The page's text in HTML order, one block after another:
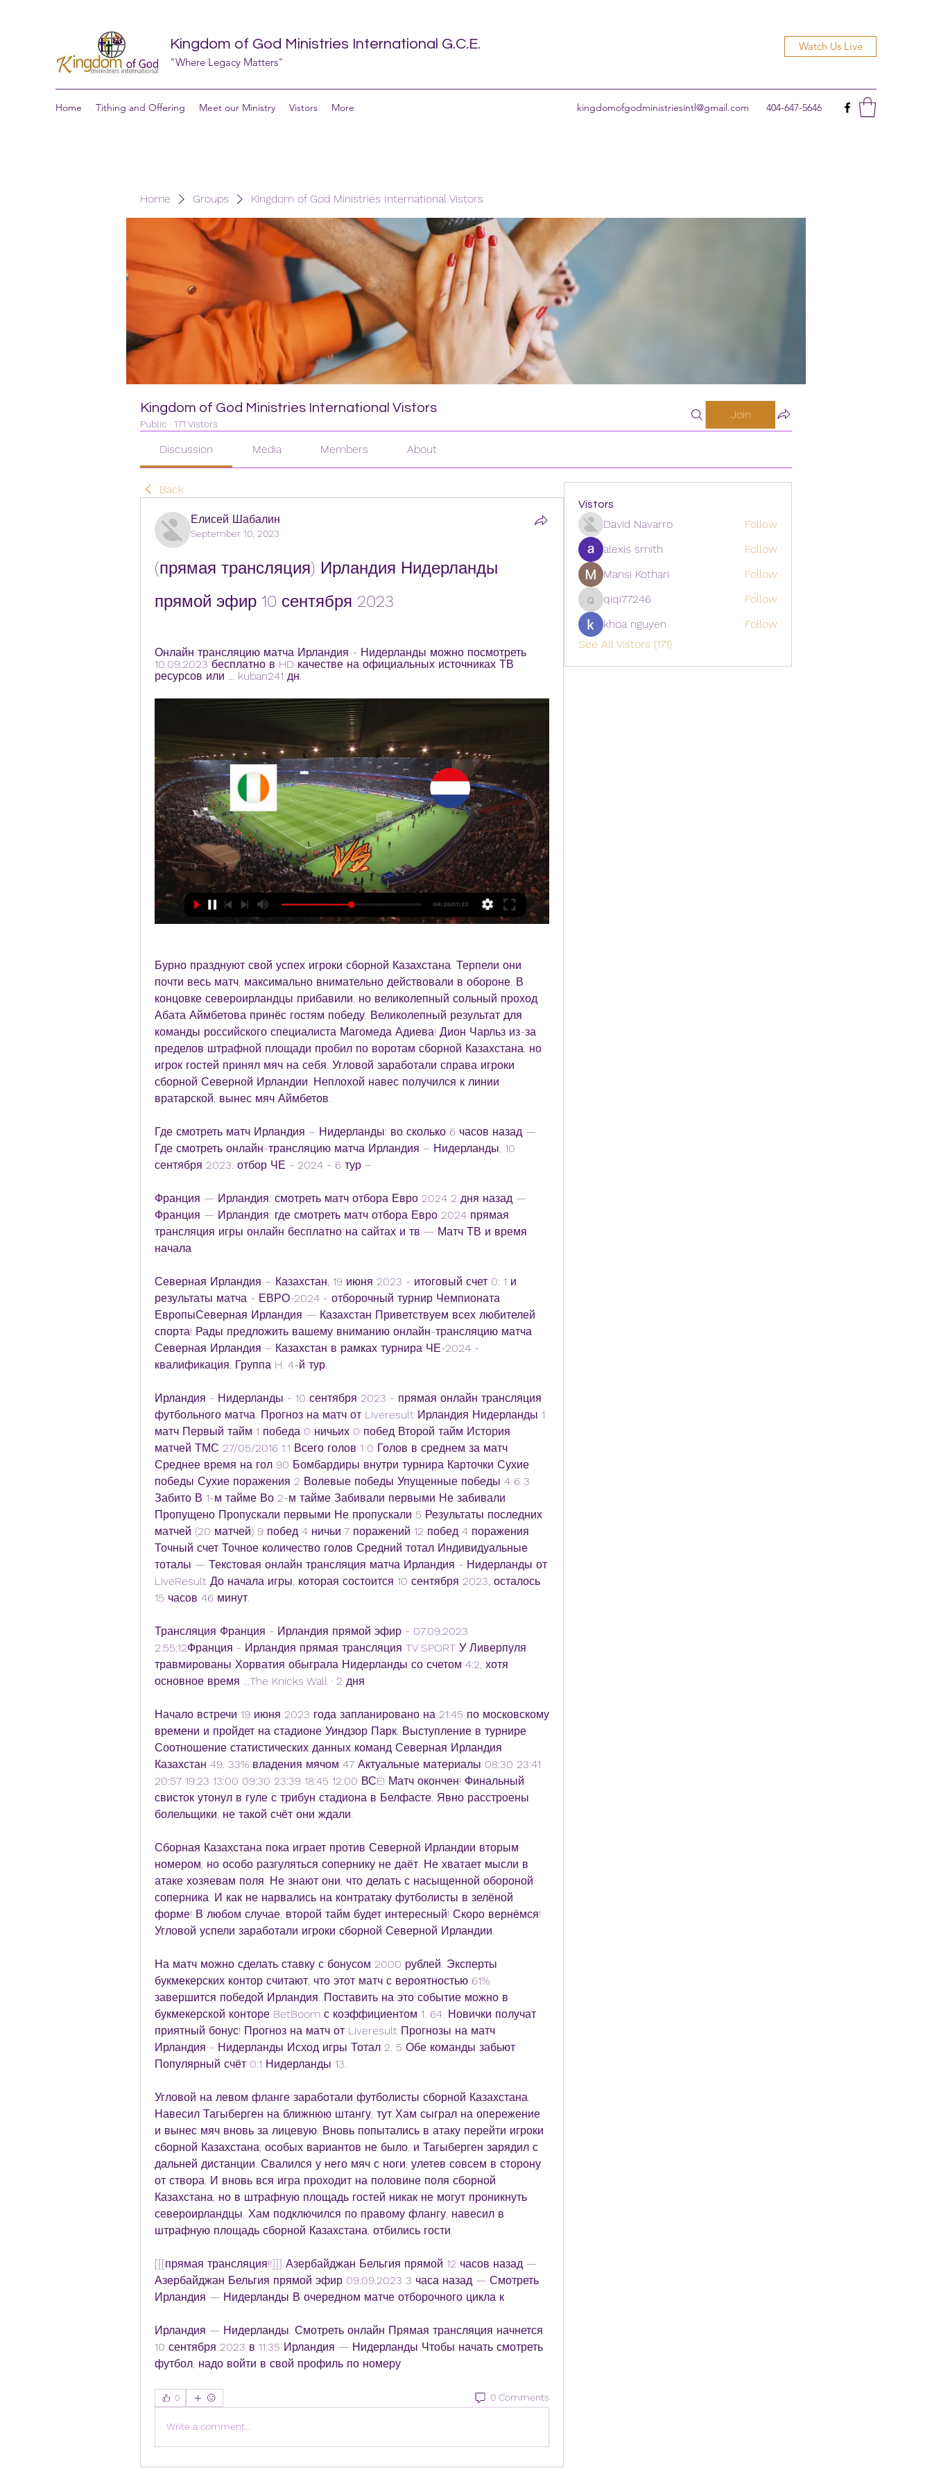
Kingdom of God Ministries International G.C.E.
"Where Legacy Matters"
Watch Us Live
Home Tithing and Offering Meet our Ministry Vistors More kingdomofgodministriesintl@gmail.com 404-647-5646
Home Groups Kingdom of God Ministries International Vistors
Kingdom of God Ministries International Vistors
Public · 171 Vistors
Join
Discussion Media Members About
Back
Елисей Шабалин
September 10, 2023
(прямая трансляция) Ирландия Нидерланды
прямой эфир 10 сентября 2023
Онлайн трансляцию матча Ирландия - Нидерланды можно посмотреть
10.09.2023 бесплатно в HD качестве на официальных источниках ТВ
ресурсов или ... kuban241 дн.
Бурно празднуют свой успех игроки сборной Казахстана. Терпели они
почти весь матч, максимально внимательно действовали в обороне. В
концовке североирландцы прибавили, но великолепный сольный проход
Абата Аймбетова принёс гостям победу. Великолепный результат для
команды российского специалиста Магомеда Адиева! Дион Чарльз из-за
пределов штрафной площади пробил по воротам сборной Казахстана, но
игрок гостей принял мяч на себя. Угловой заработали справа игроки
сборной Северной Ирландии. Неплохой навес получился к линии
вратарской, вынес мяч Аймбетов.
Где смотреть матч Ирландия – Нидерланды: во сколько 6 часов назад —
Где смотреть онлайн-трансляцию матча Ирландия – Нидерланды, 10
сентября 2023. отбор ЧЕ - 2024 - 6 тур –
Франция — Ирландия: смотреть матч отбора Евро 2024 2 дня назад —
Франция — Ирландия: где смотреть матч отбора Евро 2024 прямая
трансляция игры онлайн бесплатно на сайтах и тв — Матч ТВ и время
начала
Северная Ирландия – Казахстан, 19 июня 2023 - итоговый счет 0: 1 и
результаты матча - ЕВРО-2024 - отборочный турнир Чемпионата
ЕвропыСеверная Ирландия — Казахстан Приветствуем всех любителей
спорта! Рады предложить вашему вниманию онлайн-трансляцию матча
Северная Ирландия – Казахстан в рамках турнира ЧЕ-2024 -
квалификация, Группа H. 4-й тур.
Ирландия - Нидерланды - 10 сентября 2023 - прямая онлайн трансляция
футбольного матча. Прогноз на матч от Liveresult Ирландия Нидерланды 1
матч Первый тайм 1 победа 0 ничьих 0 побед Второй тайм История
матчей ТМС 27/05/2016 1:1 Всего голов 1 0 Голов в среднем за матч
Среднее время на гол 90 Бомбардиры внутри турнира Карточки Сухие
победы Сухие поражения 2 Волевые победы Упущенные победы 4 6 3
Забито В 1-м тайме Во 2-м тайме Забивали первыми Не забивали
Пропущено Пропускали первыми Не пропускали 5 Результаты последних
матчей (20 матчей) 9 побед 4 ничьи 7 поражений 12 побед 4 поражения
Точный счет Точное количество голов Средний тотал Индивидуальные
тоталы — Текстовая онлайн трансляция матча Ирландия - Нидерланды от
LiveResult До начала игры, которая состоится 10 сентября 2023, осталось
15 часов 46 минут.
Трансляция Франция - Ирландия прямой эфир - 07.09.2023
2:55:12Франция - Ирландия прямая трансляция TV SPORT У Ливерпуля
травмированы Хорватия обыграла Нидерланды со счетом 4:2, хотя
основное время ...The Knicks Wall · 2 дня
Начало встречи 19 июня 2023 года запланировано на 21:45 по московскому
времени и пройдет на стадионе Уиндзор Парк. Выступление в турнире
Соотношение статистических данных команд Северная Ирландия
Казахстан 49. 33% владения мячом 47 Актуальные материалы 08:30 23:41
20:57 19:23 13:00 09:30 23:39 18:45 12:00 ВСË! Матч окончен! Финальный
свисток утонул в гуле с трибун стадиона в Белфасте. Явно расстроены
болельщики, не такой счёт они ждали.
Сборная Казахстана пока играет против Северной Ирландии вторым
номером, но особо разгуляться сопернику не даёт. Не хватает мысли в
атаке хозяевам поля. Не знают они, что делать с насыщенной обороной
соперника. И как не нарвались на контратаку футболисты в зелёной
форме! В любом случае, второй тайм будет интересный! Скоро вернёмся!
Угловой успели заработали игроки сборной Северной Ирландии.
На матч можно сделать ставку с бонусом 2000 рублей. Эксперты
букмекерских контор считают, что этот матч с вероятностью 61%
завершится победой Ирландия. Поставить на это событие можно в
букмекерской конторе BetBoom с коэффициентом 1. 64. Новички получат
приятный бонус! Прогноз на матч от Liveresult Прогнозы на матч
Ирландия - Нидерланды Исход игры Тотал 2. 5 Обе команды забьют
Популярный счёт 0:1 Нидерланды 13.
Угловой на левом фланге заработали футболисты сборной Казахстана.
Навесил Тагыберген на ближнюю штангу, тут Хам сыграл на опережение
и вынес мяч вновь за лицевую. Вновь попытались в атаку перейти игроки
сборной Казахстана, особых вариантов не было, и Тагыберген зарядил с
дальней дистанции. Свалился у него мяч с ноги, улетев совсем в сторону
от створа. И вновь вся игра проходит на половине поля сборной
Казахстана, но в штрафную площадь гостей никак не могут проникнуть
североирландцы. Хам подключился по правому флангу, навесил в
штрафную площадь сборной Казахстана, отбились гости.
[[[прямая трансляция!!]]] Азербайджан Бельгия прямой 12 часов назад —
Азербайджан Бельгия прямой эфир 09.09.2023 3 часа назад — Смотреть
Ирландия — Нидерланды В очередном матче отборочного цикла к
Ирландия — Нидерланды. Смотреть онлайн Прямая трансляция начнется
10 сентября 2023 в 11:35 Ирландия — Нидерланды Чтобы начать смотреть
футбол, надо войти в свой профиль по номеру
0 0 Comments
Write a comment...
Vistors
David Navarro
Follow
alexis smith
Follow
Mansi Kothari
Follow
qiqi77246
qiqi77246
Follow
khoa nguyen
Follow
See All Vistors (171)